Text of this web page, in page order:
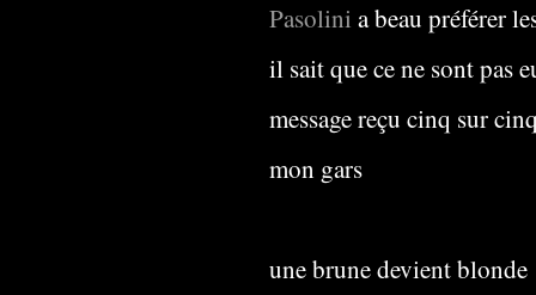
Pasolini a beau préférer
il sait que ce ne sont pas
message reçu cinq sur
mon gars
une brune devient blonde